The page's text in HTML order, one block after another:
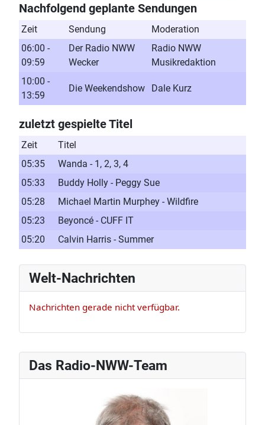
Das Radio-NWW-Team
Nachfolgend geplante Sendungen
Zeit Sendung
Moderation
06:00 -
09:59
Der Radio NWW
Wecker
Radio NWW
Musikredaktion
10:00 -
13:59
Die Weekendshow Dale Kurz
zuletzt gespielte Titel
Zeit
Titel
05:35
Wanda - 1, 2, 3, 4
05:33
Buddy Holly - Peggy Sue
05:28
Michael Martin Murphey - Wildfire
05:23
Beyoncé - CUFF IT
05:20
Calvin Harris - Summer
Welt-Nachrichten
Nachrichten gerade nicht verfügbar.